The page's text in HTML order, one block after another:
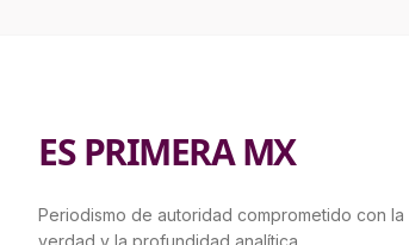
ES PRIMERA MX
Periodismo de autoridad comprometido con la
verdad y la profundidad analítica.